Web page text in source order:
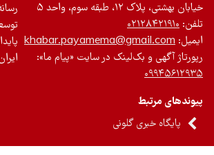
بهشتی، پلاک ۱۲، طبقه سوم، واحد ۵
۰۲۱۲۸۴۲۱۹۱۰
khabar.payamema@gmail.com
آگهی و بک‌لینک در سایت «پیام ما»:
مرتبط
پایگاه خبری گلونی
رسانۀ
توسعۀ
پایدار
ایران